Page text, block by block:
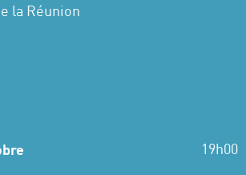
la Réunion
19h00